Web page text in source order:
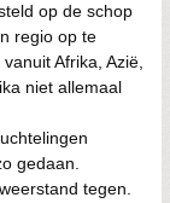
op de schop
regio op te
Afrika, Azië,
niet allemaal
gedaan.
tegen.